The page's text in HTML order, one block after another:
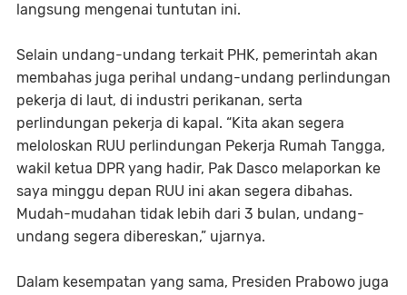
langsung mengenai tuntutan ini.
Selain undang-undang terkait PHK, pemerintah akan
membahas juga perihal undang-undang perlindungan
pekerja di laut, di industri perikanan, serta
perlindungan pekerja di kapal. “Kita akan segera
meloloskan RUU perlindungan Pekerja Rumah Tangga,
wakil ketua DPR yang hadir, Pak Dasco melaporkan ke
saya minggu depan RUU ini akan segera dibahas.
Mudah-mudahan tidak lebih dari 3 bulan, undang-
undang segera dibereskan,” ujarnya.
Dalam kesempatan yang sama, Presiden Prabowo juga